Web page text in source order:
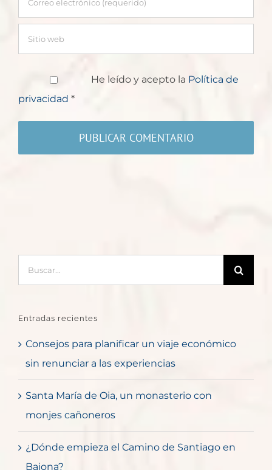
He leído y acepto la Política de
privacidad *
Entradas recientes
Consejos para planificar un viaje económico
sin renunciar a las experiencias
Santa María de Oia, un monasterio con
monjes cañoneros
¿Dónde empieza el Camino de Santiago en
Baiona?